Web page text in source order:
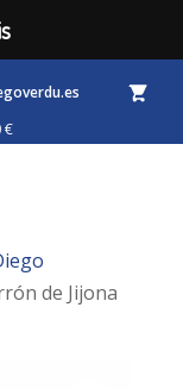
de Jijona